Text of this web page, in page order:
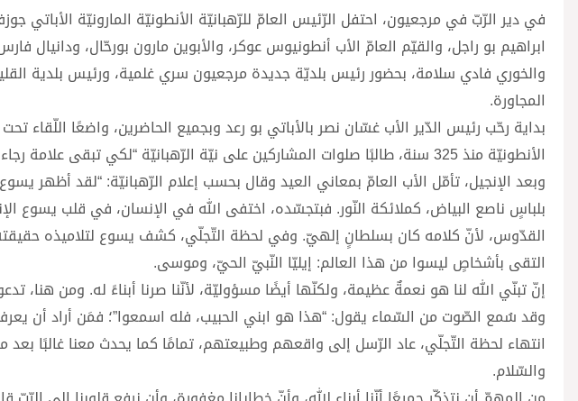
في دير الرّبّ في مرجعيون، احتفل الرّئيس العامّ للرّهبانيّة الأنطونيّة المارونيّة الأباتي
ابراهيم بو راجل، والقيّم العامّ الأب أنطونيوس عوكر، والأبوين مارون بورحّال، ودانيال
والخوري فادي سلامة، بحضور رئيس بلديّة جديدة مرجعيون سري غلمية، ورئيس بلدية
المجاورة.
بداية رحّب رئيس الدّير الأب غسّان نصر بالأباتي بو رعد وبجميع الحاضرين، واضعًا اللّقاء
الأنطونيّة منذ 325 سنة، طالبًا صلوات المشاركين على نيّة الرّهبانيّة “لكي تبقى علامة رجاء في مجتمع”.
وبعد الإنجيل، تأمّل الأب العامّ بمعاني العيد وقال بحسب إعلام الرّهبانيّة: “لقد أظهر
بلباسٍ ناصع البياض، كملائكة النّور. فبتجسّده، اختفى الله في الإنسان، في قلب يسوع
القدّوس، لأنّ كلامه كان بسلطانٍ إلهيّ. وفي لحظة التّجلّي، كشف يسوع لتلاميذه حقيقته،
التقى بأشخاصٍ ليسوا من هذا العالم: إيليّا النّبيّ الحيّ، وموسى.
إنّ تبنّي الله لنا هو نعمةٌ عظيمة، ولكنّها أيضًا مسؤوليّة، لأنّنا صرنا أبناءً له. ومن هنا،
وقد سُمع الصّوت من السّماء يقول: “هذا هو ابني الحبيب، فله اسمعوا”؛ فمَن أراد أن
انتهاء لحظة التّجلّي، عاد الرّسل إلى واقعهم وطبيعتهم، تمامًا كما يحدث معنا غالبًا
والسّلام.